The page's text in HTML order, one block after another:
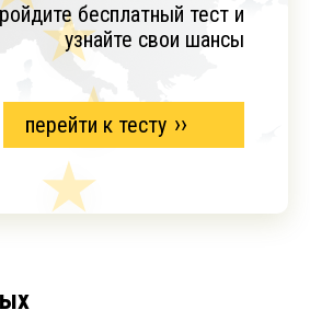
бесплатный тест и
узнайте свои шансы
перейти к тесту